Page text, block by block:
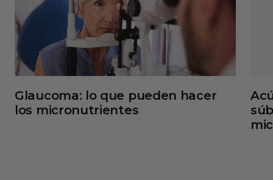
Glaucoma: lo que pueden hacer
los micronutrientes